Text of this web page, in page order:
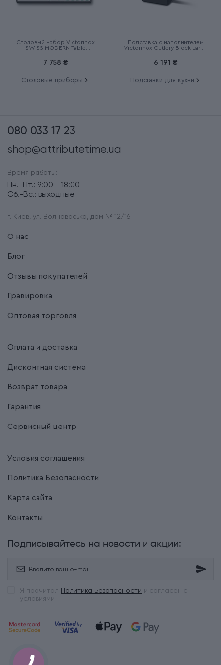
Столовый набор Victorinox
SWISS MODERN Table
7 758 ₴
Столовые приборы
Подставка с наполнителем
Victorinox Cutlery Block Large
6 191 ₴
Подставки для кухни
080 033 17 23
shop@attributetime.ua
Время работы:
Пн.-Пт.: 9:00 - 18:00
Сб.-Вс.: выходные
г. Киев, ул. Волноваська, дом № 12/16
О нас
Блог
Отзывы покупателей
Гравировка
Оптовая торговля
Оплата и доставка
Дисконтная система
Возврат товара
Гарантия
Сервисный центр
Условия соглашения
Политика Безопасности
Карта сайта
Контакты
Подписывайтесь на новости и акции:
Я прочитал Политика Безопасности и согласен с
условиями